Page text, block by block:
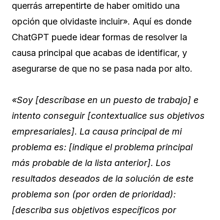
querrás arrepentirte de haber omitido una
opción que olvidaste incluir». Aquí es donde
ChatGPT puede idear formas de resolver la
causa principal que acabas de identificar, y
asegurarse de que no se pasa nada por alto.
«Soy [descríbase en un puesto de trabajo] e
intento conseguir [contextualice sus objetivos
empresariales]. La causa principal de mi
problema es: [indique el problema principal
más probable de la lista anterior]. Los
resultados deseados de la solución de este
problema son (por orden de prioridad):
[describa sus objetivos específicos por